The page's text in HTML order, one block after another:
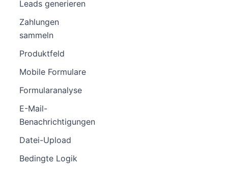
Leads generieren
Zahlungen
sammeln
Produktfeld
Mobile Formulare
Formularanalyse
E-Mail-
Benachrichtigungen
Datei-Upload
Bedingte Logik